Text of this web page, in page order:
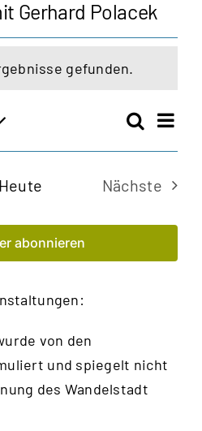
Gerhard Polacek
gefunden.
und
Suche
Heute
Nächste
abonnieren
von den
und spiegelt nicht
des Wandelstadt